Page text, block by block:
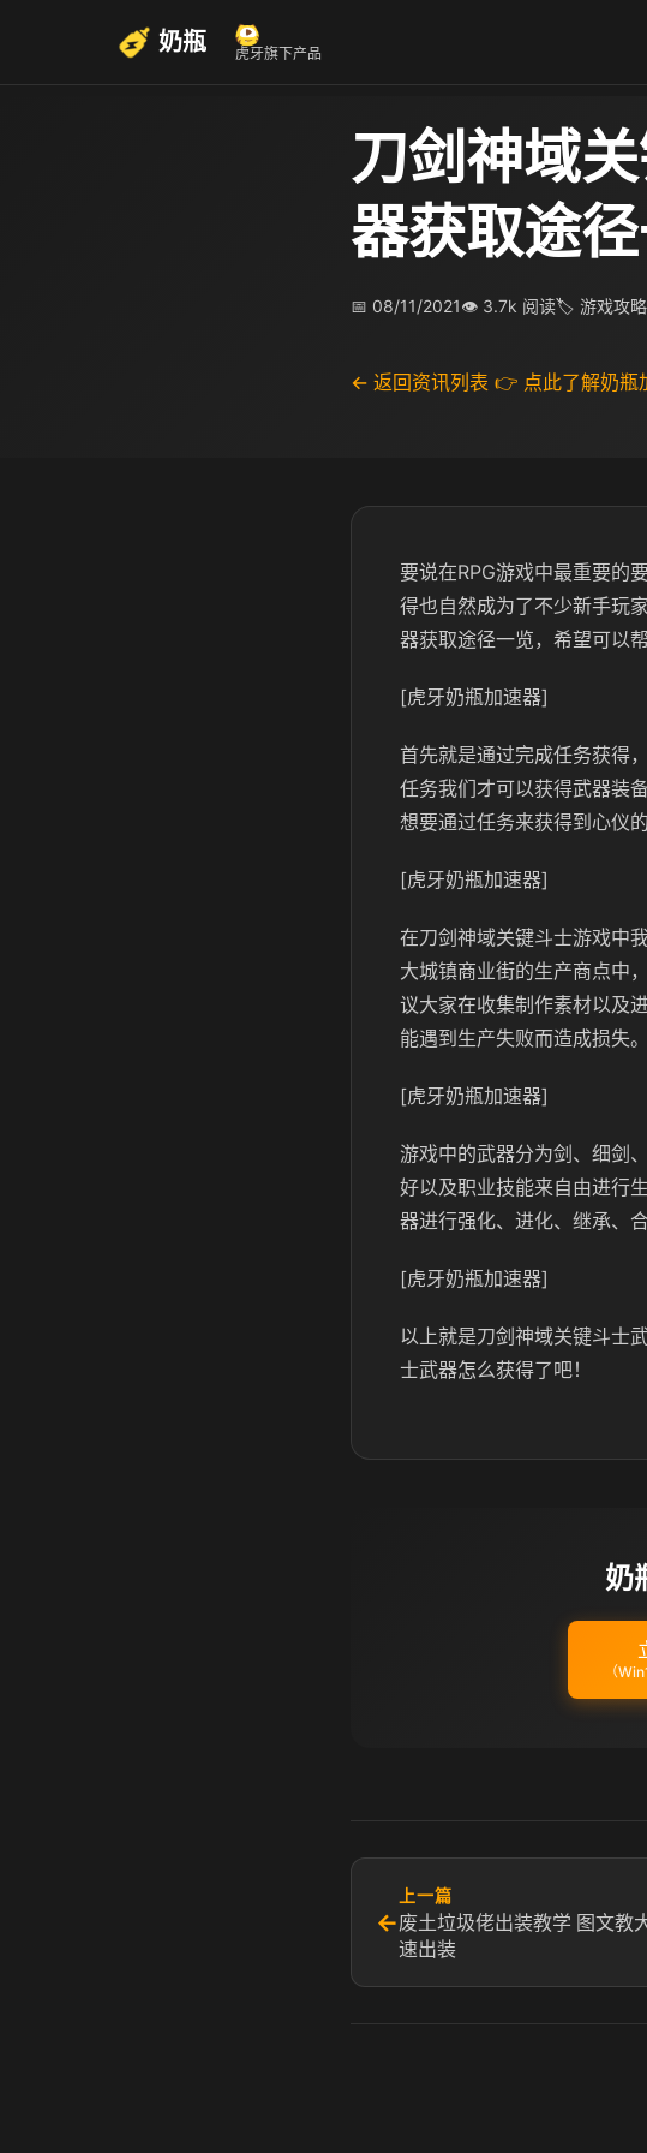
奶瓶 虎牙旗下产品
刀剑神域
器获取途
📅 08/11/2021👁 3.7k 阅读🏷 游戏攻略
← 返回资讯列表 👉 点此了解奶瓶
要说在RPG游戏中最重要的
得也自然成为了不少新手玩
器获取途径一览，希望可以帮
[虎牙奶瓶加速器]
首先就是通过完成任务获得
任务我们才可以获得武器装
想要通过任务来获得到心仪
[虎牙奶瓶加速器]
在刀剑神域关键斗士游戏中
大城镇商业街的生产商点中
议大家在收集制作素材以及
能遇到生产失败而造成损失。
[虎牙奶瓶加速器]
游戏中的武器分为剑、细剑
好以及职业技能来自由进行
器进行强化、进化、继承、
[虎牙奶瓶加速器]
以上就是刀剑神域关键斗士
士武器怎么获得了吧！
奶
（
←
上一篇
废土垃圾佬出装教学 图文教
速出装